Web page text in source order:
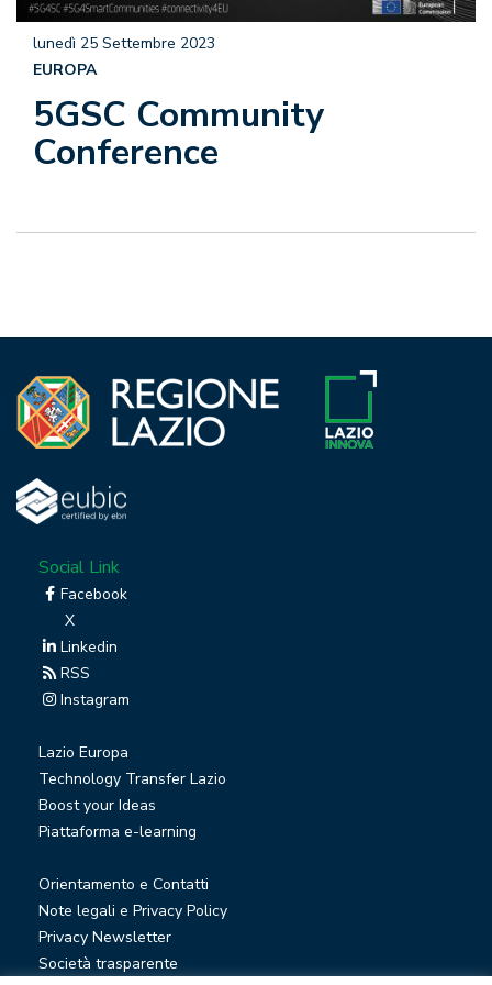
5GSC Community
Conference
lunedì 25 Settembre 2023
EUROPA
Social Link
Facebook
X
Linkedin
RSS
Instagram
Lazio Europa
Technology Transfer Lazio
Boost your Ideas
Piattaforma e-learning
Orientamento e Contatti
Note legali e Privacy Policy
Privacy Newsletter
Società trasparente